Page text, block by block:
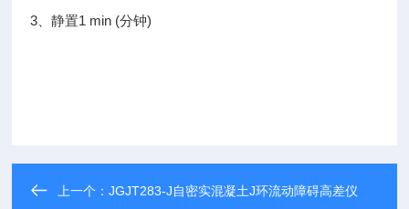
3 、静置1 min (分钟)
上一个：JGJT283-J自密实混凝土J环流动障碍高差仪